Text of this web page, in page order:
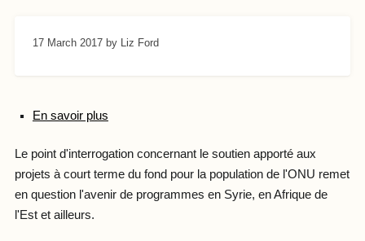
17 March 2017 by Liz Ford
En savoir plus
Le point d'interrogation concernant le soutien apporté aux
projets à court terme du fond pour la population de l'ONU remet
en question l'avenir de programmes en Syrie, en Afrique de
l'Est et ailleurs.